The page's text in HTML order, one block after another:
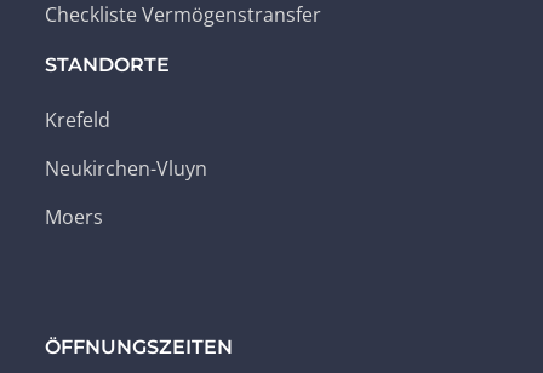
Checkliste Vermögenstransfer
STANDORTE
Krefeld
Neukirchen-Vluyn
Moers
ÖFFNUNGSZEITEN